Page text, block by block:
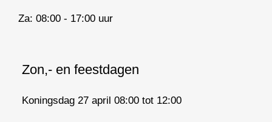
Za: 08:00 - 17:00 uur
Zon,- en feestdagen
Koningsdag 27 april 08:00 tot 12:00